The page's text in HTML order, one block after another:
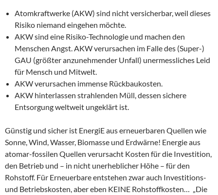
Atomkraftwerke (AKW) sind nicht versicherbar, weil dieses
Risiko niemand eingehen möchte.
AKW sind eine Risiko-Technologie und machen den
Menschen Angst. AKW verursachen im Falle des (Super-)
GAU (größter anzunehmender Unfall) unermessliches Leid
für Mensch und Mitwelt.
AKW verursachen immense Rückbaukosten.
AKW hinterlassen strahlenden Müll, dessen sichere
Entsorgung weltweit ungeklärt ist.
Günstig und sicher ist EnergiE aus erneuerbaren Quellen wie
Sonne, Wind, Wasser, Biomasse und Erdwärne! Energie aus
atomar-fossilen Quellen verursacht Kosten für die Investition,
den Betrieb und – in nicht unerheblicher Höhe – für den
Rohstoff. Für Erneuerbare entstehen zwar auch Investitions-
und Betriebskosten, aber eben KEINE Rohstoffkosten… „Die